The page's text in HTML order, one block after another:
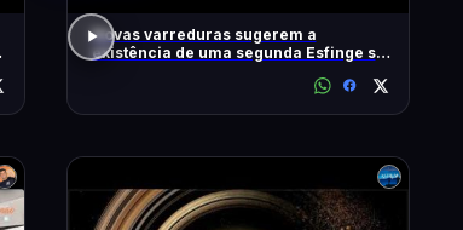
Novas varreduras sugerem a
existência de uma segunda Esfinge sob